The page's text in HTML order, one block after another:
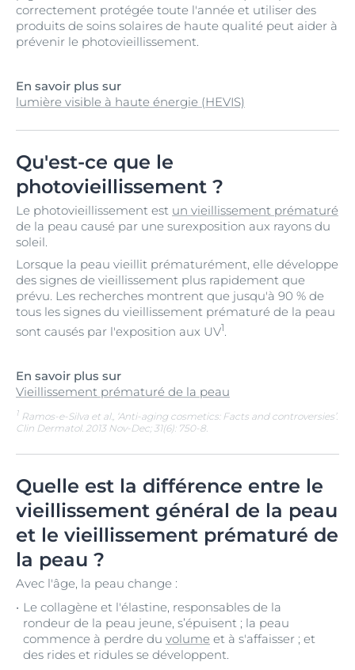
correctement protégée toute l'année et utiliser des
produits de soins solaires de haute qualité peut aider à
prévenir le photovieillissement.
En savoir plus sur
lumière visible à haute énergie (HEVIS)
Qu'est-ce que le
photovieillissement ?
Le photovieillissement est un vieillissement prématuré
de la peau causé par une surexposition aux rayons du
soleil.
Lorsque la peau vieillit prématurément, elle développe
des signes de vieillissement plus rapidement que
prévu. Les recherches montrent que jusqu'à 90 % de
tous les signes du vieillissement prématuré de la peau
sont causés par l'exposition aux UV1.
En savoir plus sur
Vieillissement prématuré de la peau
1 Ramos-e-Silva et al., ‘Anti-aging cosmetics: Facts and controversies’.
Clin Dermatol. 2013 Nov-Dec; 31(6): 750-8.
Quelle est la différence entre le
vieillissement général de la peau
et le vieillissement prématuré de
la peau ?
Avec l'âge, la peau change :
Le collagène et l'élastine, responsables de la
rondeur de la peau jeune, s’épuisent ; la peau
commence à perdre du volume et à s'affaisser ; et
des rides et ridules se développent.